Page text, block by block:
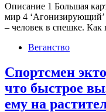
Описание 1 Большая
мир 4
– человек в спешке. Как
Веганство
Спортсмен
что быстрое
ему на